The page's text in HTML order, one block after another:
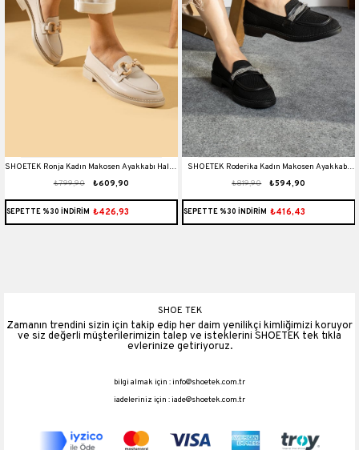
SHOETEK Ronja Kadın Makosen Ayakkabı Halka
Tokalı Babet Bej Deri
₺609,90
₺799,90
SEPETTE %30 İNDİRİM ₺426,93
SHOETEK Roderika Kadın Makosen Ayakkabı
Triko Dokumalı Biye Dolamalı Taşlı Babet Siyah
₺594,90
₺819,90
SEPETTE %30 İNDİRİM ₺416,43
SHOE TEK
Zamanın trendini sizin için takip edip her daim yenilikçi kimliğimizi koruyor
ve siz değerli müşterilerimizin talep ve isteklerini SHOETEK tek tıkla
evlerinize getiriyoruz.
bilgi almak için :info@shoetek.com.tr
iadeleriniz için :iade@shoetek.com.tr